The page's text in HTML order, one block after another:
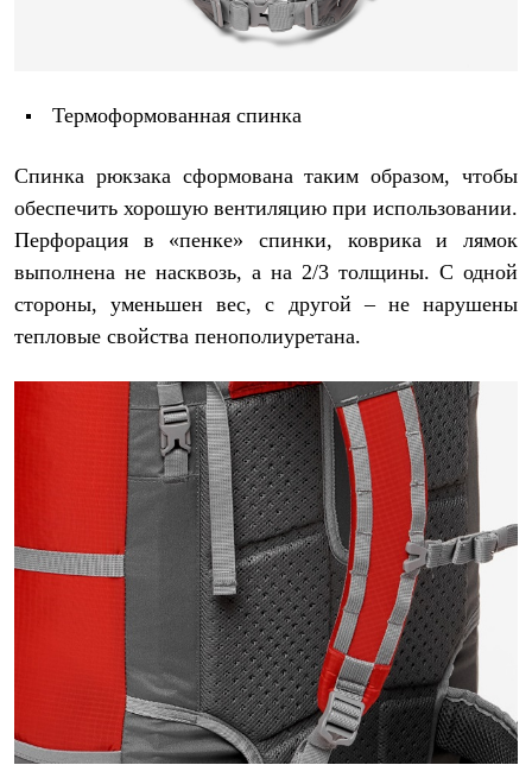
Термоформованная спинка
Спинка рюкзака сформована таким образом, чтобы
обеспечить хорошую вентиляцию при использовании.
Перфорация в «пенке» спинки, коврика и лямок
выполнена не насквозь, а на 2/3 толщины. С одной
стороны, уменьшен вес, с другой – не нарушены
тепловые свойства пенополиуретана.